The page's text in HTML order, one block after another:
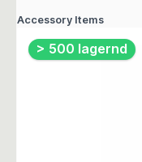
Accessory Items
> 500 lagernd